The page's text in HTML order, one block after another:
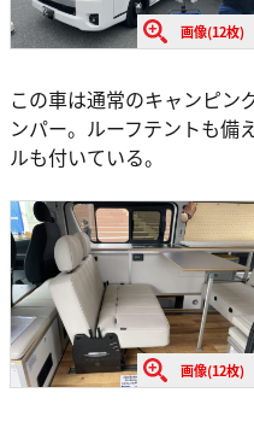
画像(12枚)
この車は通常のキャンピン
ンパー。ルーフテントも備
ルも付いている。
画像(12枚)